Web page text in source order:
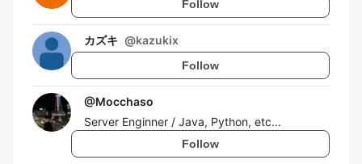
Follow
カズキ @kazukix
Follow
@Mocchaso
Server Enginner / Java, Python, etc...
Follow